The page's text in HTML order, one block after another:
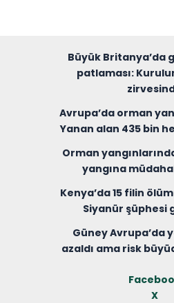
Büyük Britanya’da
patlaması:
Avrupa’da orman
Yanan alan 435 bin
Orman
yangına
Kenya’da 15 filin
Siyanür şüphesi
Güney Avrupa’da
azaldı ama risk
X